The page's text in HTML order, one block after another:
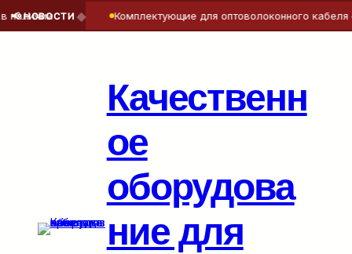
Качественн
ое
оборудова
ние для
📢 НОВОСТИ
◆ Комплектующие для оптоволоконного кабеля